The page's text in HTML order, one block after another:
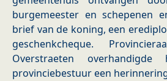
burgemeester en schepenen
brief van de koning, een
geschenkcheque.
Overstraeten
provinciebestuur een